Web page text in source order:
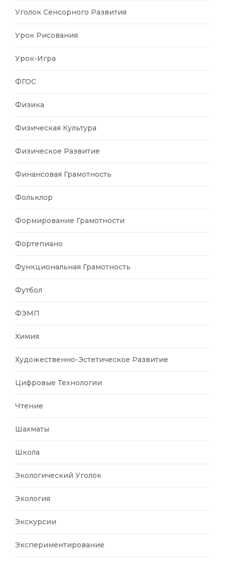
Уголок Сенсорного Развития
Урок Рисования
Урок-Игра
ФГОС
Физика
Физическая Культура
Физическое Развитие
Финансовая Грамотность
Фольклор
Формирование Грамотности
Фортепиано
Функциональная Грамотность
Футбол
ФЭМП
Химия
Художественно-Эстетическое Развитие
Цифровые Технологии
Чтение
Шахматы
Школа
Экологический Уголок
Экология
Экскурсии
Экспериментирование